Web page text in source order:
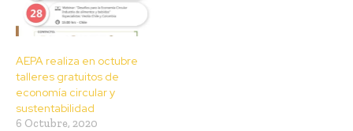
AEPA realiza en octubre
talleres gratuitos de
economía circular y
sustentabilidad
6 Octubre, 2020